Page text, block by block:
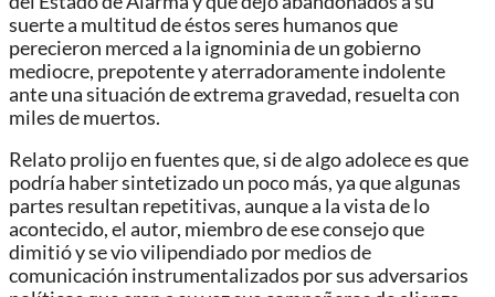
suerte a multitud de éstos seres humanos que
perecieron merced a la ignominia de un gobierno
mediocre, prepotente y aterradoramente indolente
ante una situación de extrema gravedad, resuelta con
miles de muertos.
Relato prolijo en fuentes que, si de algo adolece es que
podría haber sintetizado un poco más, ya que algunas
partes resultan repetitivas, aunque a la vista de lo
acontecido, el autor, miembro de ese consejo que
dimitió y se vio vilipendiado por medios de
comunicación instrumentalizados por sus adversarios